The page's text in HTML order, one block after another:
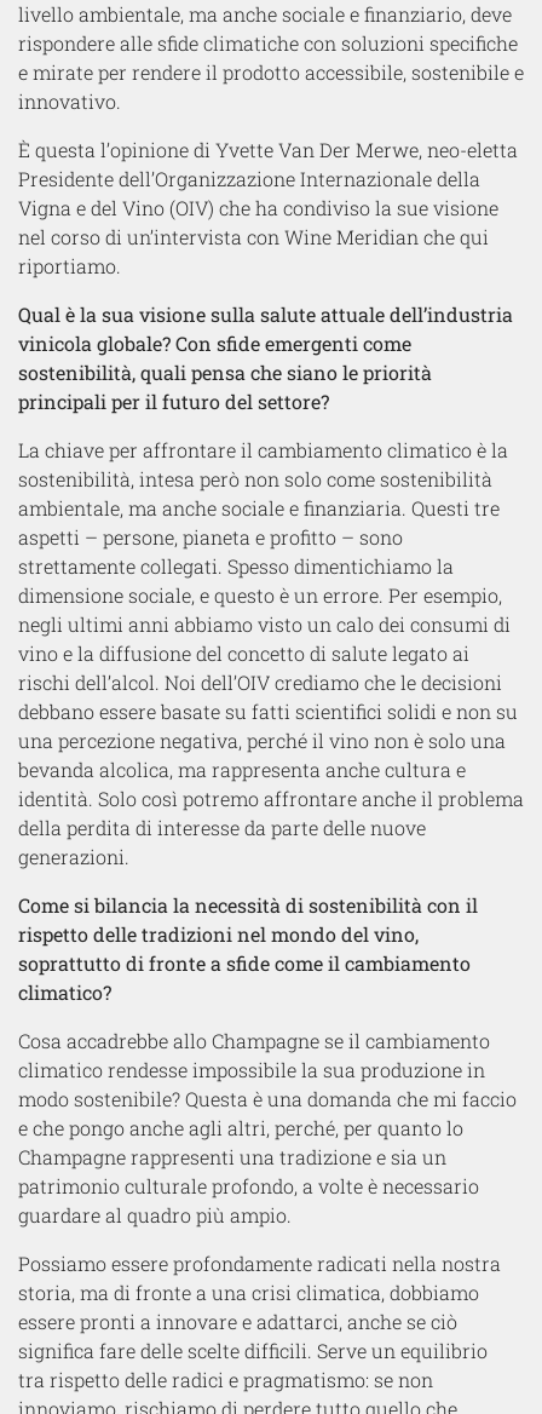
livello ambientale, ma anche sociale e finanziario, deve
rispondere alle sfide climatiche con soluzioni specifiche
e mirate per rendere il prodotto accessibile, sostenibile e
innovativo.
È questa l’opinione di Yvette Van Der Merwe, neo-eletta
Presidente dell’Organizzazione Internazionale della
Vigna e del Vino (OIV) che ha condiviso la sue visione
nel corso di un’intervista con Wine Meridian che qui
riportiamo.
Qual è la sua visione sulla salute attuale dell’industria
vinicola globale? Con sfide emergenti come
sostenibilità, quali pensa che siano le priorità
principali per il futuro del settore?
La chiave per affrontare il cambiamento climatico è la
sostenibilità, intesa però non solo come sostenibilità
ambientale, ma anche sociale e finanziaria. Questi tre
aspetti – persone, pianeta e profitto – sono
strettamente collegati. Spesso dimentichiamo la
dimensione sociale, e questo è un errore. Per esempio,
negli ultimi anni abbiamo visto un calo dei consumi di
vino e la diffusione del concetto di salute legato ai
rischi dell’alcol. Noi dell’OIV crediamo che le decisioni
debbano essere basate su fatti scientifici solidi e non su
una percezione negativa, perché il vino non è solo una
bevanda alcolica, ma rappresenta anche cultura e
identità. Solo così potremo affrontare anche il problema
della perdita di interesse da parte delle nuove
generazioni.
Come si bilancia la necessità di sostenibilità con il
rispetto delle tradizioni nel mondo del vino,
soprattutto di fronte a sfide come il cambiamento
climatico?
Cosa accadrebbe allo Champagne se il cambiamento
climatico rendesse impossibile la sua produzione in
modo sostenibile? Questa è una domanda che mi faccio
e che pongo anche agli altri, perché, per quanto lo
Champagne rappresenti una tradizione e sia un
patrimonio culturale profondo, a volte è necessario
guardare al quadro più ampio.
Possiamo essere profondamente radicati nella nostra
storia, ma di fronte a una crisi climatica, dobbiamo
essere pronti a innovare e adattarci, anche se ciò
significa fare delle scelte difficili. Serve un equilibrio
tra rispetto delle radici e pragmatismo: se non
innoviamo, rischiamo di perdere tutto quello che